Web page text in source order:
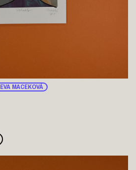
EVA MACEKOVÁ